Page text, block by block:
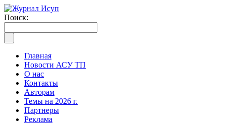
Поиск:
Главная
Новости АСУ ТП
О нас
Контакты
Авторам
Темы на 2026 г.
Партнеры
Реклама